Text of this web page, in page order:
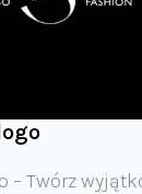
– Twórz